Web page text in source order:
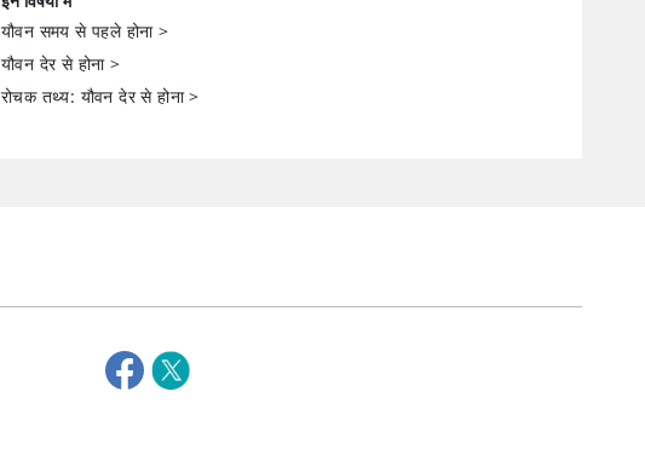
यौवन समय से पहले होना>
यौवन देर से होना>
रोचक तथ्य: यौवन देर से होना>